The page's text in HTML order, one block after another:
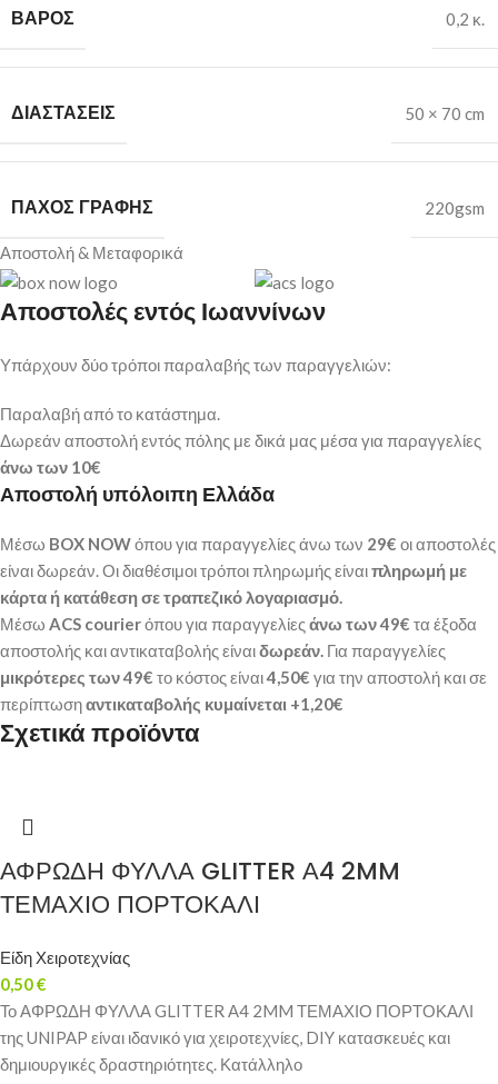
ΒΆΡΟΣ 0,2 κ.
ΔΙΑΣΤΆΣΕΙΣ 50 × 70 cm
ΠΆΧΟΣ ΓΡΑΦΉΣ 220gsm
Αποστολή & Μεταφορικά
Αποστολές εντός Ιωαννίνων
Υπάρχουν δύο τρόποι παραλαβής των παραγγελιών:
Παραλαβή από το κατάστημα.
Δωρεάν αποστολή εντός πόλης με δικά μας μέσα για παραγγελίες
άνω των 10€
Αποστολή υπόλοιπη Ελλάδα
Μέσω BOX NOWόπου για παραγγελίες άνω των 29€ οι αποστολές
είναι δωρεάν. Οι διαθέσιμοι τρόποι πληρωμής είναιπληρωμή με
κάρτα ή κατάθεση σε τραπεζικό λογαριασμό.
Μέσω ACS courierόπου για παραγγελίεςάνω των 49€ τα έξοδα
αποστολής και αντικαταβολής είναιδωρεάν. Για παραγγελίες
μικρότερες των 49€ το κόστος είναι4,50€ για την αποστολή και σε
περίπτωσηαντικαταβολής κυμαίνεται +1,20€
Σχετικά προϊόντα
ΑΦΡΩΔΗ ΦΥΛΛΑ GLITTER Α4 2MM
ΤΕΜΑΧΙΟ ΠΟΡΤΟΚΑΛΙ
Είδη Χειροτεχνίας
0,50€
Το ΑΦΡΩΔΗ ΦΥΛΛΑ GLITTER Α4 2MM ΤΕΜΑΧΙΟ ΠΟΡΤΟΚΑΛΙ
της UNIPAP είναι ιδανικό για χειροτεχνίες, DIY κατασκευές και
δημιουργικές δραστηριότητες. Κατάλληλο